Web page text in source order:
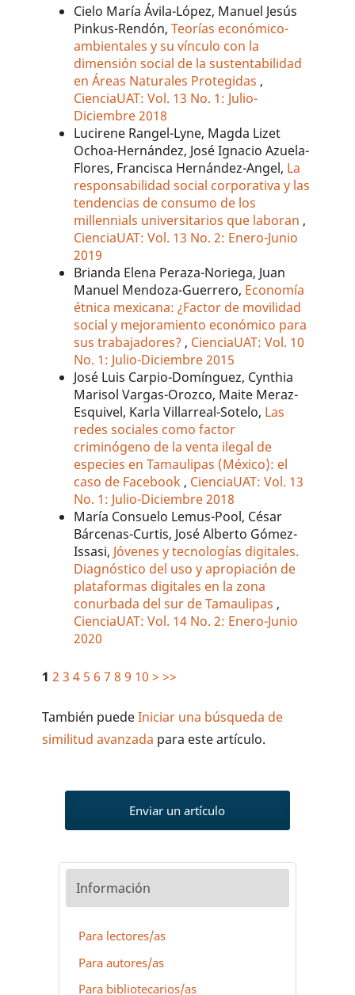
Cielo María Ávila-López, Manuel Jesús
Pinkus-Rendón,Teorías económico-
ambientales y su vínculo con la
dimensión social de la sustentabilidad
en Áreas Naturales Protegidas ,
CienciaUAT: Vol. 13 No. 1: Julio-
Diciembre 2018
Lucirene Rangel-Lyne, Magda Lizet
Ochoa-Hernández, José Ignacio Azuela-
Flores, Francisca Hernández-Angel, La
responsabilidad social corporativa y las
tendencias de consumo de los
millennials universitarios que laboran ,
CienciaUAT: Vol. 13 No. 2: Enero-Junio
2019
Brianda Elena Peraza-Noriega, Juan
Manuel Mendoza-Guerrero, Economía
étnica mexicana: ¿Factor de movilidad
social y mejoramiento económico para
sus trabajadores? , CienciaUAT: Vol. 10
No. 1: Julio-Diciembre 2015
José Luis Carpio-Domínguez, Cynthia
Marisol Vargas-Orozco, Maite Meraz-
Esquivel, Karla Villarreal-Sotelo, Las
redes sociales como factor
criminógeno de la venta ilegal de
especies en Tamaulipas (México): el
caso de Facebook , CienciaUAT: Vol. 13
No. 1: Julio-Diciembre 2018
María Consuelo Lemus-Pool, César
Bárcenas-Curtis, José Alberto Gómez-
Issasi, Jóvenes y tecnologías digitales.
Diagnóstico del uso y apropiación de
plataformas digitales en la zona
conurbada del sur de Tamaulipas ,
CienciaUAT: Vol. 14 No. 2: Enero-Junio
2020
1 2 3 4 5 6 7 8 9 10 > >>
También puedeIniciar una búsqueda de
similitud avanzada para este artículo.
Enviar un artículo
Información
Para lectores/as
Para autores/as
Para bibliotecarios/as